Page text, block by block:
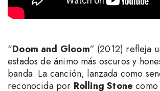
“Doom and Gloom” (2012) refleja
estados de ánimo más oscuros y
banda. La canción, lanzada como
reconocida por Rolling Stonecomo